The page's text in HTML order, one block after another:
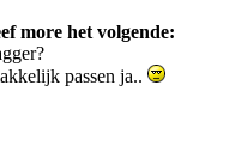
more het volgende:
passen ja..